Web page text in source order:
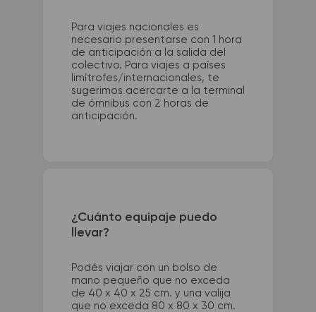
Para viajes nacionales es
necesario presentarse con 1 hora
de anticipación a la salida del
colectivo. Para viajes a países
limítrofes/internacionales, te
sugerimos acercarte a la terminal
de ómnibus con 2 horas de
anticipación.
¿Cuánto equipaje puedo
llevar?
Podés viajar con un bolso de
mano pequeño que no exceda
de 40 x 40 x 25 cm. y una valija
que no exceda 80 x 80 x 30 cm.